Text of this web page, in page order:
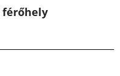
férőhely